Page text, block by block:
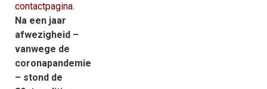
contactpagina.
Na een jaar
afwezigheid –
vanwege de
coronapandemie
– stond de